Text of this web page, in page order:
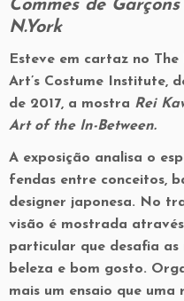
Commes de
N.York
Esteve em cartaz no
Art’s Costume Institute,
de 2017, a mostra Rei
Art of the In-Between.
A exposição analisa o
fendas entre conceitos,
designer japonesa. No
visão é mostrada
particular que desafia as
beleza e bom gosto.
mais um ensaio que